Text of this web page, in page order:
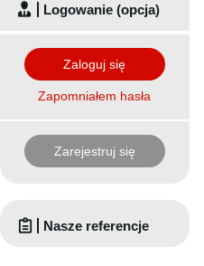
Logowanie (opcja)
Zaloguj się
Zapomniałem hasła
Zarejestruj się
Nasze referencje